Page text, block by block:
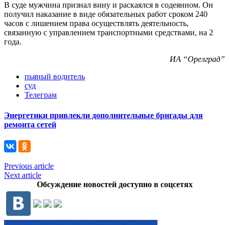
В суде мужчина признал вину и раскаялся в содеянном. Он
получил наказание в виде обязательных работ сроком 240
часов с лишением права осуществлять деятельность,
связанную с управлением транспортными средствами, на 2
года.
ИА “Орелград”
пьяный водитель
суд
Телеграм
Энергетики привлекли дополнительные бригады для
ремонта сетей
Previous article
Next article
Обсуждение новостей доступно в соцсетях